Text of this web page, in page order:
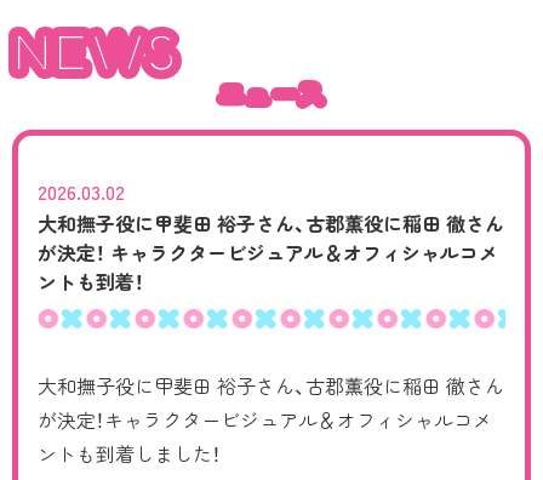
INTRO
STORY
STAFF
CAST
CHARACTER
Blu-ray/DVD
MUSIC
NEWS
ニュース
2026.03.02
大和撫子役に甲斐田 裕子さん、古郡薫役に稲田 徹さん
が決定！ キャラクタービジュアル＆オフィシャルコメ
ントも到着！
大和撫子役に甲斐田 裕子さん、古郡薫役に稲田 徹さん
が決定！キャラクタービジュアル＆オフィシャルコメ
ントも到着しました！